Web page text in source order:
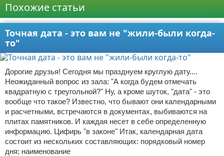
Похожие статьи
Точная дата - это вам не "жили-были когда-
то"
Дорогие друзья! Сегодня мы празднуем круглую дату....
Неожиданный вопрос из зала: "А когда будем отмечать
квадратную с треугольной?" Ну, а кроме шуток, "дата" - это
вообще что такое? Известно, что бывают они календарными
и расчетными, встречаются в документах, выбиваются на
плитах памятников. И каждая несет в себе определенную
информацию. Цифирь "в законе" Итак, календарная дата
состоит из нескольких составляющих: порядковый номер
дня; наименование